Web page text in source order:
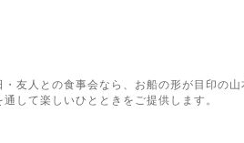
友人との食事会なら、お船の形が目印の
して楽しいひとときをご提供します。